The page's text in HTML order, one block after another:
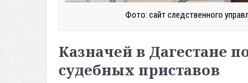
Фото: сайт следственного
Казначей в Дагестане
судебных приставов